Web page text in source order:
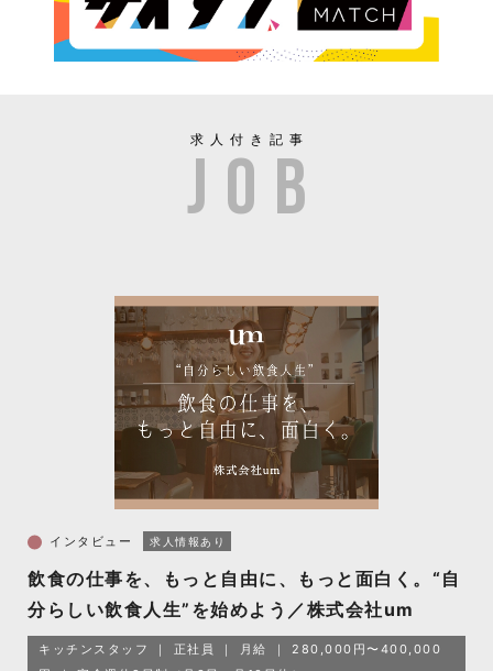
求人付き記事
インタビュー 求人情報あり
飲食の仕事を、もっと自由に、もっと面白く。“自
分らしい飲食人生”を始めよう／株式会社um
キッチンスタッフ 正社員 月給
280,000円〜400,000